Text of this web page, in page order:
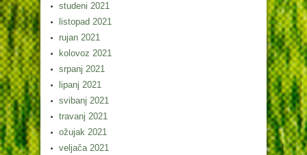
studeni 2021
listopad 2021
rujan 2021
kolovoz 2021
srpanj 2021
lipanj 2021
svibanj 2021
travanj 2021
ožujak 2021
veljača 2021